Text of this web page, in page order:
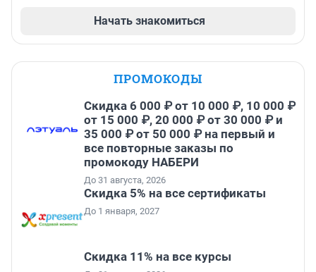
Начать знакомиться
ПРОМОКОДЫ
Скидка 6 000 ₽ от 10 000 ₽, 10 000 ₽
от 15 000 ₽, 20 000 ₽ от 30 000 ₽ и
35 000 ₽ от 50 000 ₽ на первый и
все повторные заказы по
промокоду НАБЕРИ
До 31 августа, 2026
Скидка 5% на все сертификаты
До 1 января, 2027
Скидка 11% на все курсы